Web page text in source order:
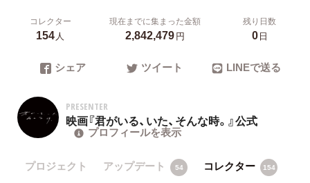
コレクター
154人
現在までに集まった金額
2,842,479円
残り日数
0日
シェア ツイート LINEで送る
PRESENTER
映画『君がいる、いた、そんな時。』公式
プロフィールを表示
プロジェクト アップデート 54 コレクター 154